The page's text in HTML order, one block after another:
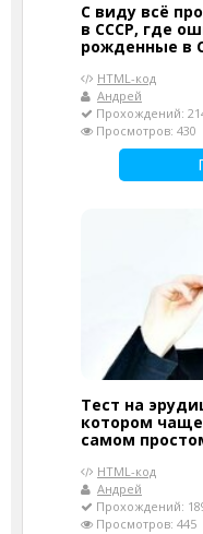
С виду всё
в СССР, где
рожденные в
HTML-код
Андрей
Прохождений:
Просмотров: 430
Тест на
котором
самом
HTML-код
Андрей
Прохождений:
Просмотров: 445